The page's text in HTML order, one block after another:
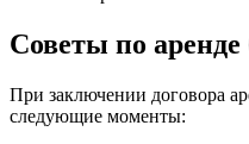
Советы по аренде
При заключении договора
следующие моменты: